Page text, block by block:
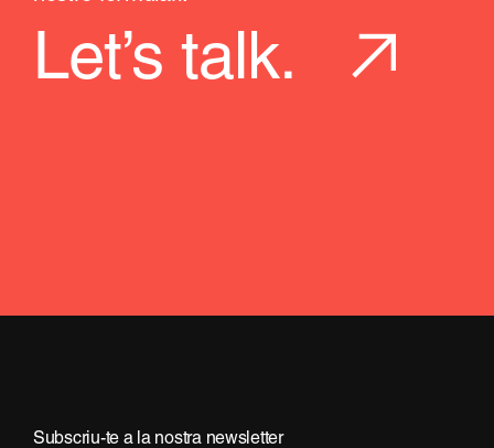
Let’s talk.
Subscriu-te a la nostra newsletter